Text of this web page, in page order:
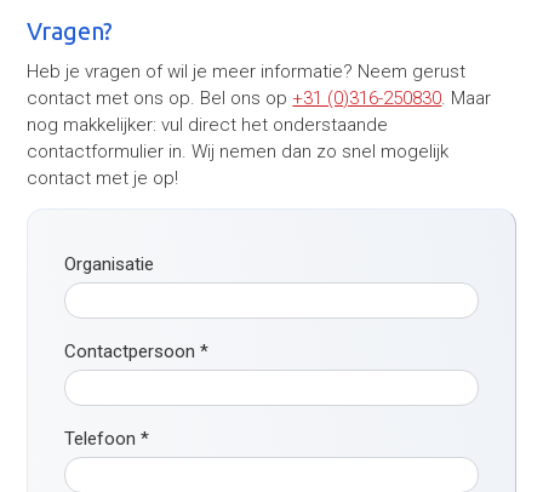
Vragen?
Heb je vragen of wil je meer informatie? Neem gerust
contact met ons op. Bel ons op +31 (0)316-250830. Maar
nog makkelijker: vul direct het onderstaande
contactformulier in. Wij nemen dan zo snel mogelijk
contact met je op!
Organisatie
Contactpersoon*
Telefoon*